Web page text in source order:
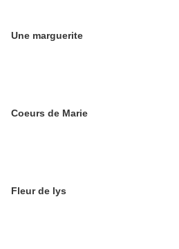
Une marguerite
Coeurs de Marie
Fleur de lys